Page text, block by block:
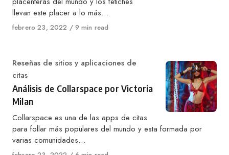
llevan este placer a lo más…
Published
febrero 23, 2022 9 min read
Category
Reseñas de sitios y aplicaciones de
citas
Análisis de Collarspace por Victoria
Milan
Collarspace es una de las apps de citas
para follar más populares del mundo y esta formada por
varias comunidades…